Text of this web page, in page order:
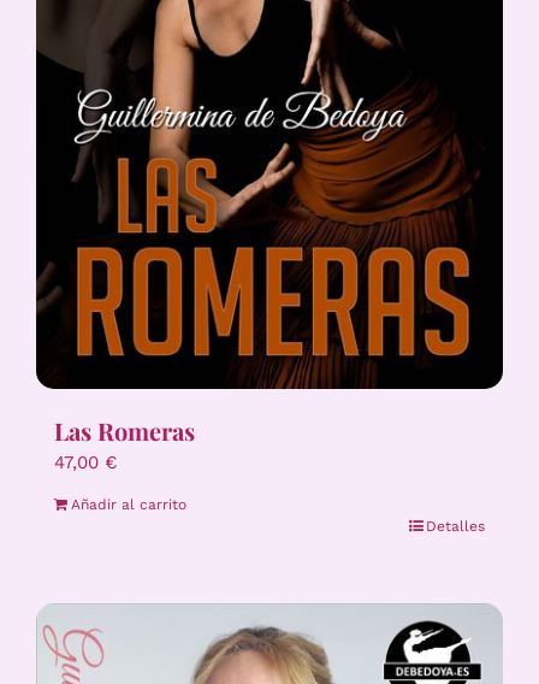
Las Romeras
47,00 €
Añadir al carrito
Detalles